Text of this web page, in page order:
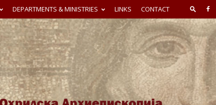
DEPARTMENTS & MINISTRIES LINKS CONTACT